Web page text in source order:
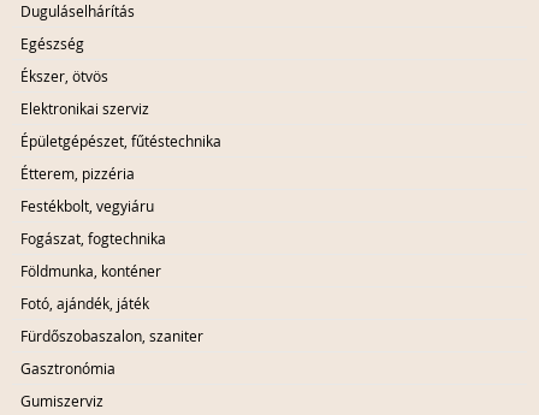
Duguláselhárítás
Egészség
Ékszer, ötvös
Elektronikai szerviz
Épületgépészet, fűtéstechnika
Étterem, pizzéria
Festékbolt, vegyiáru
Fogászat, fogtechnika
Földmunka, konténer
Fotó, ajándék, játék
Fürdőszobaszalon, szaniter
Gasztronómia
Gumiszerviz